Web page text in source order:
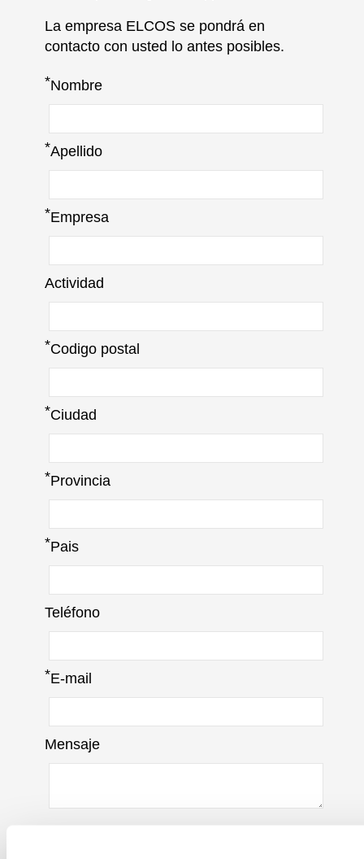
La empresa ELCOS se pondrá en
contacto con usted lo antes posibles.
*Nombre
*Apellido
*Empresa
Actividad
*Codigo postal
*Ciudad
*Provincia
*Pais
Teléfono
*E-mail
Mensaje